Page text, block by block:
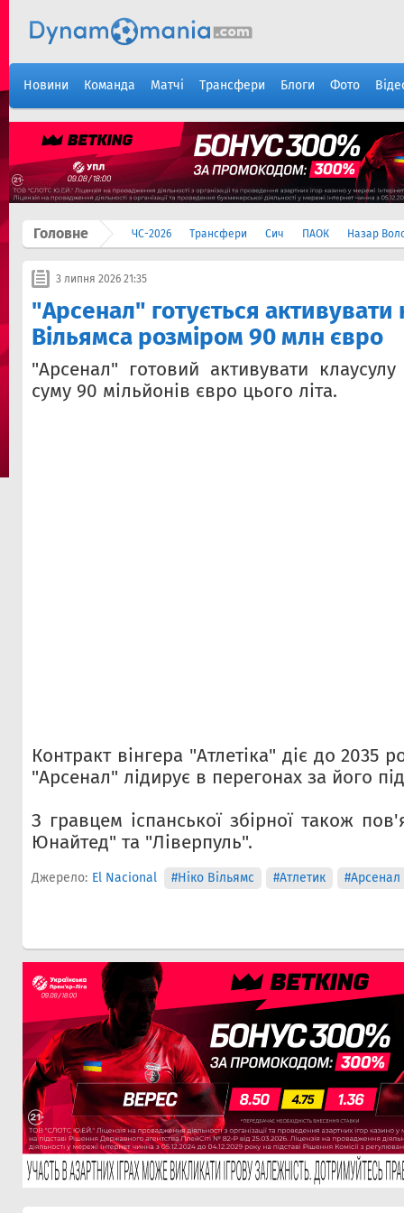
Новини Команда Матчі Трансфери Блоги Фото
Головне ЧС-2026 Трансфери Сич ПАОК Назар
3 липня 2026 21:35
"Арсенал" готується активувати
Вільямса розміром 90 млн євро
"Арсенал" готовий активувати
суму 90 мільйонів євро цього літа.
Контракт вінгера "Атлетіка" діє до 2035
"Арсенал" лідирує в перегонах за його
З гравцем іспанської збірної також
Юнайтед" та "Ліверпуль".
Джерело: El Nacional #Ніко Вільямс #Атлетик #Арсенал